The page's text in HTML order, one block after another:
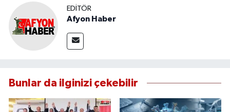
EDITÖR
Afyon Haber
Bunlar da ilginizi çekebilir